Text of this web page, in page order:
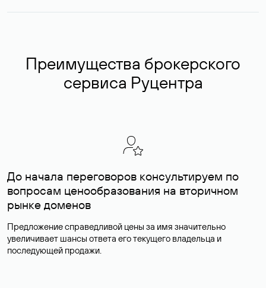
Преимущества брокерского
сервиса Руцентра
До начала переговоров консультируем по
вопросам ценообразования на вторичном
рынке доменов
Предложение справедливой цены за имя значительно
увеличивает шансы ответа его текущего владельца и
последующей продажи.